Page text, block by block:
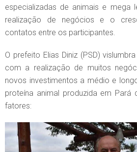
especializadas de animais e mega
realização de negócios e o
contatos entre os participantes.
O prefeito Elias Diniz (PSD)
com a realização de muitos
novos investimentos a médio e
proteína animal produzida em Pará
fatores: